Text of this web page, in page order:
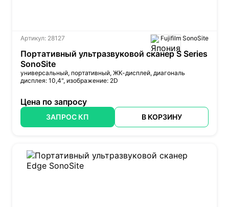
Артикул: 28127 Fujifilm SonoSite
Портативный ультразвуковой сканер S Series
SonoSite
универсальный, портативный, ЖК-дисплей, диагональ
дисплея: 10,4", изображение: 2D
Цена по запросу
ЗАПРОС КП В КОРЗИНУ